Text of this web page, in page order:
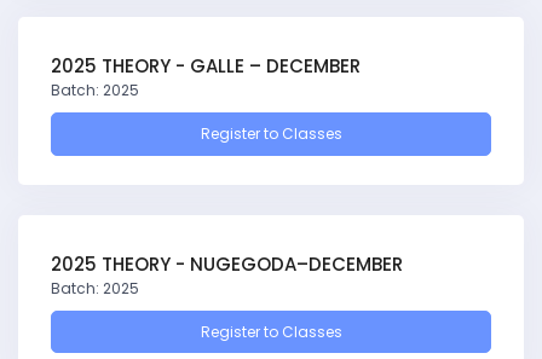
2025 THEORY - GALLE – DECEMBER
Batch: 2025
Register to Classes
2025 THEORY - NUGEGODA–DECEMBER
Batch: 2025
Register to Classes